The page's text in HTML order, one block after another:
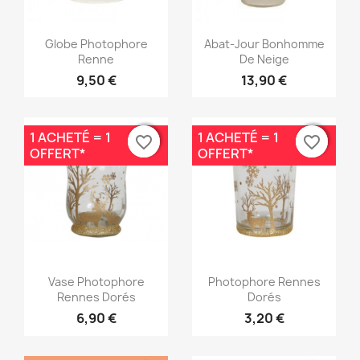
Aperçu rapide
Globe Photophore
Renne
9,50 €
Aperçu rapide
Abat-Jour Bonhomme
De Neige
13,90 €
Aperçu rapide
Vase Photophore
Rennes Dorés
6,90 €
1 ACHETÉ = 1
OFFERT*
favorite_border
favorite_border
Aperçu rapide
Photophore Rennes
Dorés
3,20 €
1 ACHETÉ = 1
OFFERT*
favorite_border
favorite_border